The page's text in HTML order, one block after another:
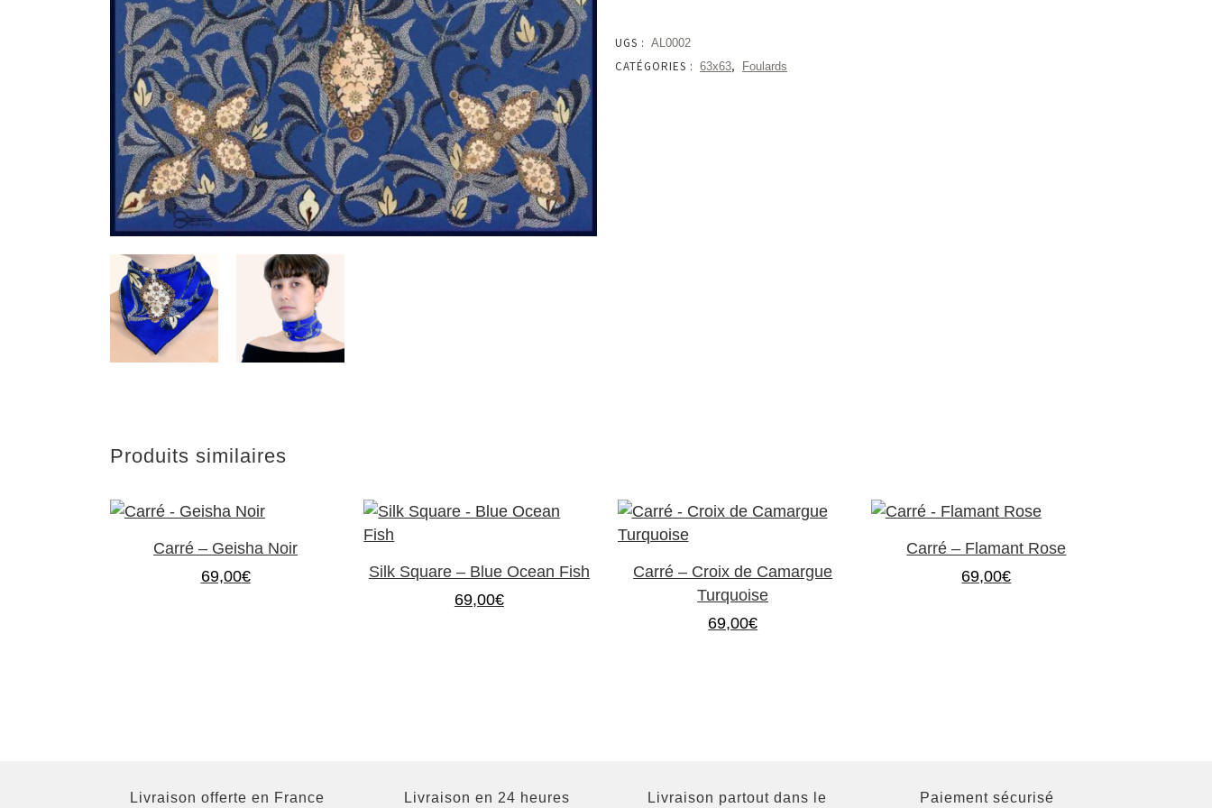
Croix
Provençale
UGS : AL0002
CATÉGORIES : 63x63, Foulards
Produits similaires
Carré – Geisha Noir
69,00€
Silk Square – Blue Ocean Fish
69,00€
Carré – Croix de Camargue
Turquoise
69,00€
Carré – Flamant Rose
69,00€
Livraison offerte en France Livraison en 24 heures Livraison partout dans le Paiement sécurisé